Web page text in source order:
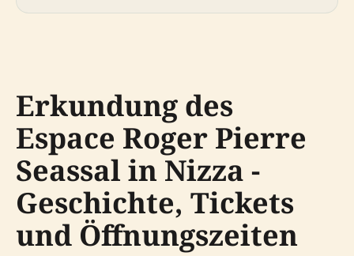
Erkundung des
Espace Roger Pierre
Seassal in Nizza -
Geschichte, Tickets
und Öffnungszeiten